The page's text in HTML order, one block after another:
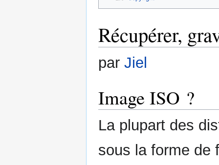
Récupérer,
par Jiel
Image ISO ?
La plupart des
sous la forme de